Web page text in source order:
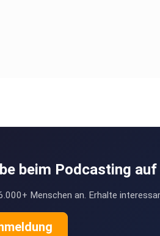
beim Podcasting
Menschen an. Erhalte